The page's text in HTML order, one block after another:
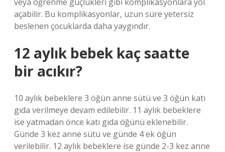
açabilir. Bu komplikasyonlar, uzun süre yetersiz
beslenen çocuklarda daha yaygındır.
12 aylık bebek kaç saatte
bir acıkır?
10 aylık bebeklere 3 öğün anne sütü ve 3 öğün katı
gıda verilmeye devam edilebilir. 11 aylık bebeklere
ise yatmadan önce katı gıda öğünü eklenebilir.
Günde 3 kez anne sütü ve günde 4 ek öğün
verilebilir. 12 aylık bebeklere ise günde 2-3 kez anne